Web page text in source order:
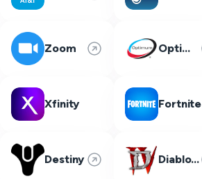
Zoom Optimum
Xfinity Fortnite
Destiny Diablo 4